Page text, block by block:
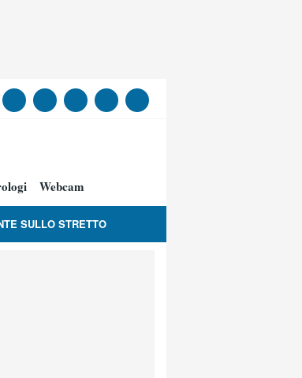
Webcam
SULLO STRETTO